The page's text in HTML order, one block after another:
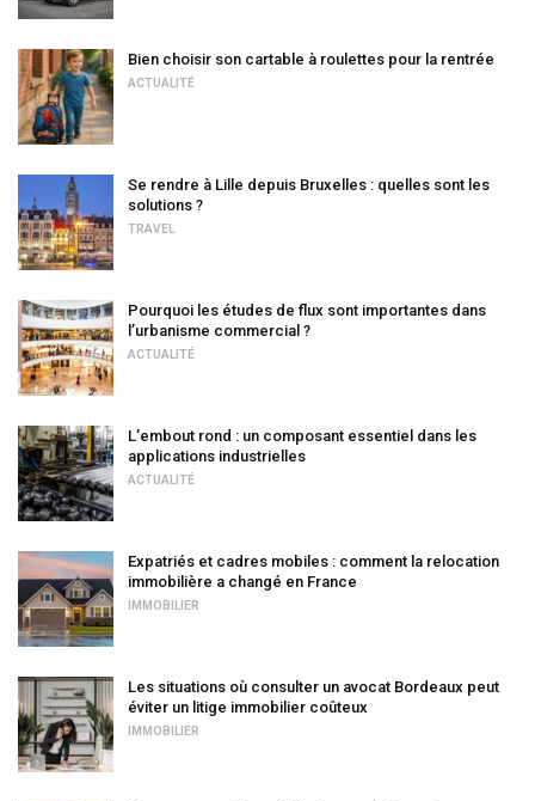
Bien choisir son cartable à roulettes pour la rentrée
ACTUALITÉ
Se rendre à Lille depuis Bruxelles : quelles sont les
solutions ?
TRAVEL
Pourquoi les études de flux sont importantes dans
l’urbanisme commercial ?
ACTUALITÉ
L’embout rond : un composant essentiel dans les
applications industrielles
ACTUALITÉ
Expatriés et cadres mobiles : comment la relocation
immobilière a changé en France
IMMOBILIER
Les situations où consulter un avocat Bordeaux peut
éviter un litige immobilier coûteux
IMMOBILIER